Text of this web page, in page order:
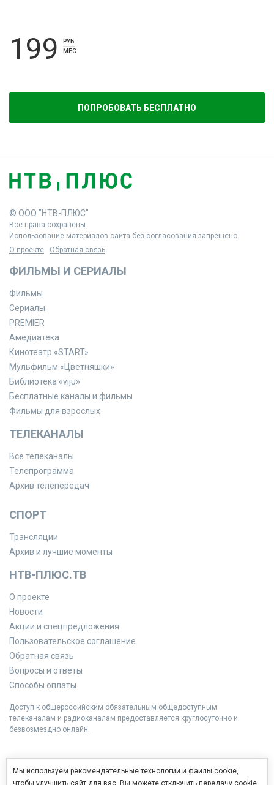
199
РУБ
МЕС
ПОПРОБОВАТЬ БЕСПЛАТНО
© ООО "НТВ-ПЛЮС"
Все права сохранены.
Использование материалов сайта без согласования запрещено.
О проекте
Обратная связь
ФИЛЬМЫ И СЕРИАЛЫ
Фильмы
Сериалы
PREMIER
Амедиатека
Кинотеатр «START»
Мульфильм «Цветняшки»
Библиотека «viju»
Бесплатные каналы и фильмы
Фильмы для взрослых
ТЕЛЕКАНАЛЫ
Все телеканалы
Телепрограмма
Архив телепередач
СПОРТ
Трансляции
Архив и лучшие моменты
НТВ-ПЛЮС.ТВ
О проекте
Новости
Акции и спецпредложения
Пользовательское соглашение
Обратная связь
Вопросы и ответы
Способы оплаты
Доступ к общероссийским обязательным общедоступным
телеканалам и радиоканалам предоставляется круглосуточно и
безвозмездно онлайн.
Мы используем рекомендательные технологии и файлы cookie,
чтобы улучшить сайт для вас. Вы можете отключить передачу cookie